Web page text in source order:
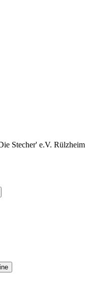
Stecher' e.V. Rülzheim